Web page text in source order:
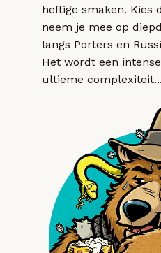
heftige smaken. Kies
neem je mee op
langs Porters en
Het wordt een
ultieme